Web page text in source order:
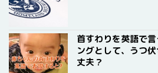
首すわりを英語で
ングとして、うつ
丈夫？